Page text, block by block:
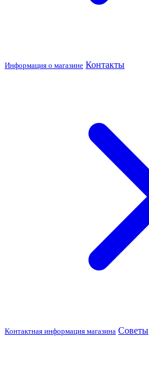
Информация о магазине Контакты
Контактная информация магазина Советы